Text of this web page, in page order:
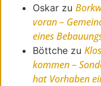
Oskar zu
voran –
eines
Böttche zu
kommen –
hat Vorhaben